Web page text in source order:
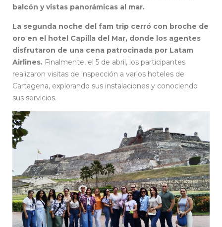
balcón y vistas panorámicas al mar.
La segunda noche del fam trip cerró con broche de
oro en el hotel Capilla del Mar, donde los agentes
disfrutaron de una cena patrocinada por Latam
Airlines. Finalmente, el 5 de abril, los participantes
realizaron visitas de inspección a varios hoteles de
Cartagena, explorando sus instalaciones y conociendo
sus servicios.